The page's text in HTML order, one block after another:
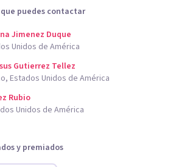
puedes contactar
Jimenez Duque
Unidos de América
Gutierrez Tellez
Estados Unidos de América
Rubio
Unidos de América
y premiados